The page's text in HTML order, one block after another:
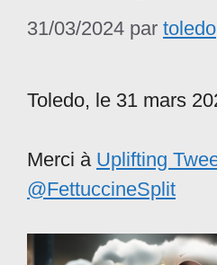
31/03/2024 par toledo
Toledo, le 31 mars
Merci à Uplifting
@FettuccineSplit